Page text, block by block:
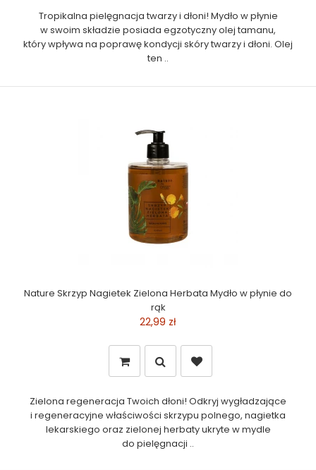
Tropikalna pielęgnacja twarzy i dłoni! Mydło w płynie
w swoim składzie posiada egzotyczny olej tamanu,
który wpływa na poprawę kondycji skóry twarzy i dłoni. Olej
ten ..
Nature Skrzyp Nagietek Zielona Herbata Mydło w płynie do
rąk
22,99 zł
Zielona regeneracja Twoich dłoni! Odkryj wygładzające
i regeneracyjne właściwości skrzypu polnego, nagietka
lekarskiego oraz zielonej herbaty ukryte w mydle
do pielęgnacji ..